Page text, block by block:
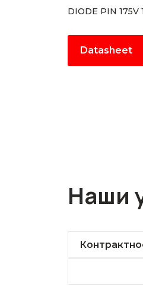
DIODE PIN 175V
Datasheet
Наши